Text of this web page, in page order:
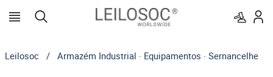
Leilosoc / Armazém Industrial · Equipamentos · Sernancelhe